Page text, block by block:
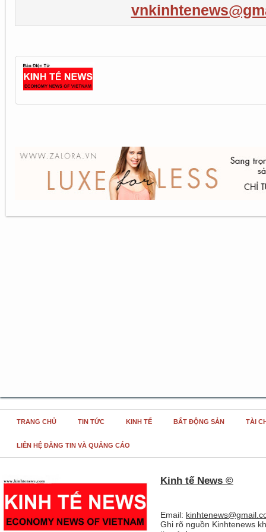
TRANG CHỦ TIN TỨC KINH TẾ BẤT ĐỘNG SẢN TÀI
LIÊN HỆ ĐĂNG TIN VÀ QUẢNG CÁO
Kinh tế News ©
Email:
Ghi rõ nguồn Kinhtenews